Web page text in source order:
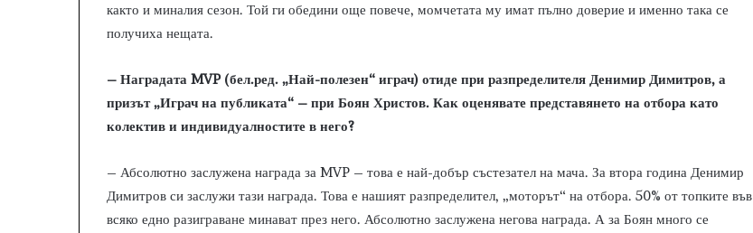
както и миналия сезон. Той ги обедини още повече, момчетата му имат пълно доверие и именно така се
получиха нещата.
– Наградата MVP (бел.ред. „Най-полезен“ играч) отиде при разпределителя Денимир Димитров, а
призът „Играч на публиката“ – при Боян Христов. Как оценявате представянето на отбора като
колектив и индивидуалностите в него?
– Абсолютно заслужена награда за MVP – това е най-добър състезател на мача. За втора година Денимир
Димитров си заслужи тази награда. Това е нашият разпределител, „моторът“ на отбора. 50% от топките във
всяко едно разиграване минават през него. Абсолютно заслужена негова награда. А за Боян много се